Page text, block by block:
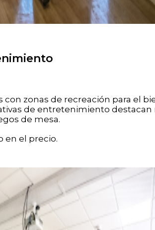
con zonas de recreación para el
de entretenimiento destacan
de mesa.
en el precio.